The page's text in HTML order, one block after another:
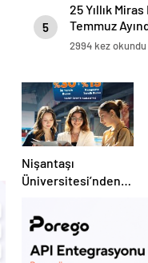
5
25 Yıllık
Temmuz
Duruşmasına
2994 kez okundu
Nişantaşı
Üniversitesi’nden
Adaylarına Çifte
Güvence: Sabit
Ücret ve Kesintisiz